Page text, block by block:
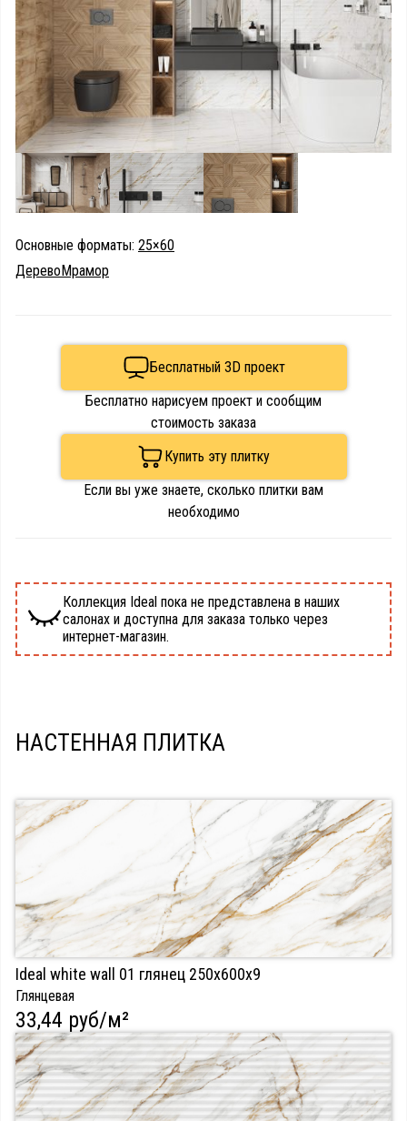
Основные форматы: 25×60
ДеревоМрамор
Бесплатный 3D проект
Бесплатно нарисуем проект и сообщим
стоимость заказа
Купить эту плитку
Если вы уже знаете, сколько плитки вам
необходимо
Коллекция Ideal пока не представлена в наших
салонах и доступна для заказа только через
интернет-магазин.
НАСТЕННАЯ ПЛИТКА
Ideal white wall 01 глянец 250х600х9
Глянцевая
33,44 руб/м²